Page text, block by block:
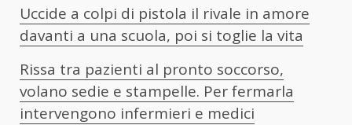
Uccide a colpi di pistola il rivale in amore
davanti a una scuola, poi si toglie la vita
Rissa tra pazienti al pronto soccorso,
volano sedie e stampelle. Per fermarla
intervengono infermieri e medici